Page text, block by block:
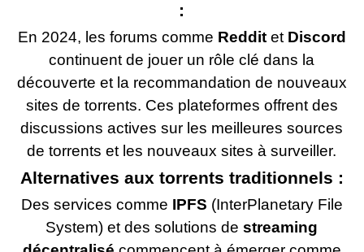
:
En 2024, les forums comme Redditet Discord
continuent de jouer un rôle clé dans la
découverte et la recommandation de nouveaux
sites de torrents. Ces plateformes offrent des
discussions actives sur les meilleures sources
de torrents et les nouveaux sites à surveiller.
Alternatives aux torrents traditionnels :
Des services comme IPFS (InterPlanetary File
System) et des solutions destreaming